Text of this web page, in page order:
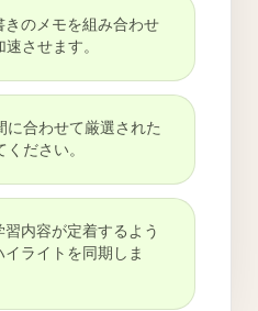
きのメモを組み合わせ
させます。
に合わせて厳選された
ださい。
内容が定着するよう
ライトを同期しま